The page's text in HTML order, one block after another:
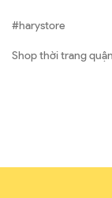
#harystore
Shop thời trang